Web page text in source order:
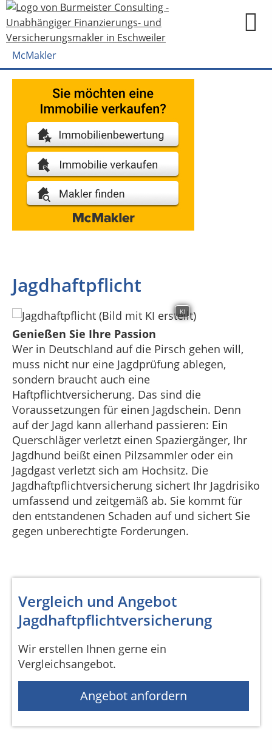
McMakler
Jagdhaftpflicht
KI
Genießen Sie Ihre Passion
Wer in Deutschland auf die Pirsch gehen will,
muss nicht nur eine Jagdprüfung ablegen,
sondern braucht auch eine
Haftpflichtversicherung. Das sind die
Voraussetzungen für einen Jagdschein. Denn
auf der Jagd kann allerhand passieren: Ein
Querschläger verletzt einen Spaziergänger, Ihr
Jagdhund beißt einen Pilzsammler oder ein
Jagdgast verletzt sich am Hochsitz. Die
Jagdhaftpflichtversicherung sichert Ihr Jagdrisiko
umfassend und zeitgemäß ab. Sie kommt für
den entstandenen Schaden auf und sichert Sie
gegen unberechtigte Forderungen.
Vergleich und Angebot
Jagdhaftpflichtversicherung
Wir erstellen Ihnen gerne ein
Vergleichsangebot.
Angebot anfordern